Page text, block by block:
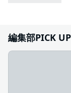
編集部PICK